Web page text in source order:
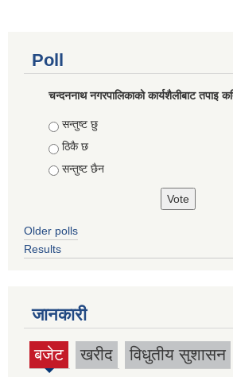
Poll
चन्दननाथ नगरपालिकाको कार्यशैलीबाट तपाइ
Choices
सन्तुष्ट छु
ठिकै छ
सन्तुष्ट छैन
Older polls
Results
जानकारी
बजेट
(active
खरीद विधुतीय सुशासन